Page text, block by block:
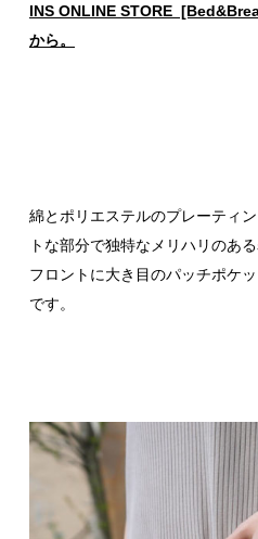
INS ONLINE STORE
から。
綿とポリエステルのプレーティ
トな部分で独特なメリハリのあ
フロントに大き目のパッチポケ
です。